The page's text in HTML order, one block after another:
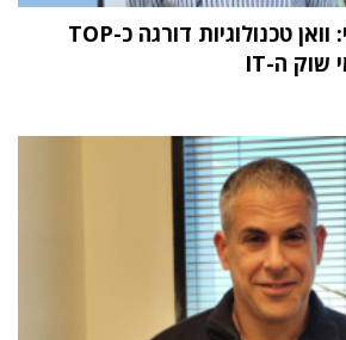
מחקר STKI השנתי: וואן טכנולוגיות דורגה כ-TOP